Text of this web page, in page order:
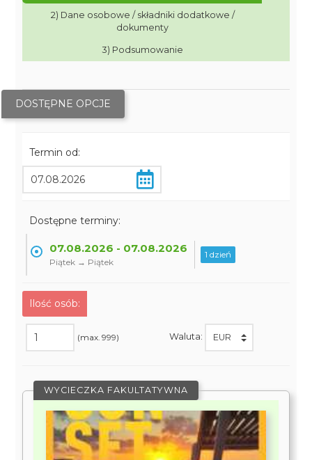
2) Dane osobowe / składniki dodatkowe /
dokumenty
3) Podsumowanie
DOSTĘPNE OPCJE
Termin od:
Dostępne terminy:
07.08.2026 - 07.08.2026
Piątek → Piątek
1 dzień
Ilość osób:
(max. 999) Waluta:
WYCIECZKA FAKULTATYWNA